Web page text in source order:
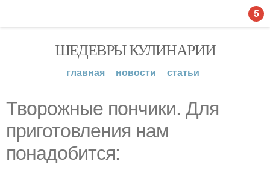
ШЕДЕВРЫ КУЛИНАРИИ
главная новости статьи
Творожные пончики. Для
приготовления нам
понадобится:
5